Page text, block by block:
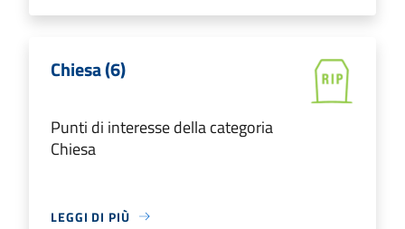
Chiesa (6)
Punti di interesse della categoria
Chiesa
LEGGI DI PIÙ